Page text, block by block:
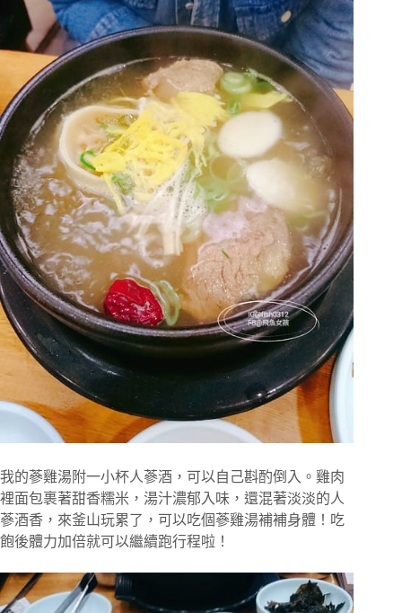
我的蔘雞湯附一小杯人蔘酒，可以自己斟酌倒入。雞肉
裡面包裹著甜香糯米，湯汁濃郁入味，還混著淡淡的人
蔘酒香，來釜山玩累了，可以吃個蔘雞湯補補身體！吃
飽後體力加倍就可以繼續跑行程啦！